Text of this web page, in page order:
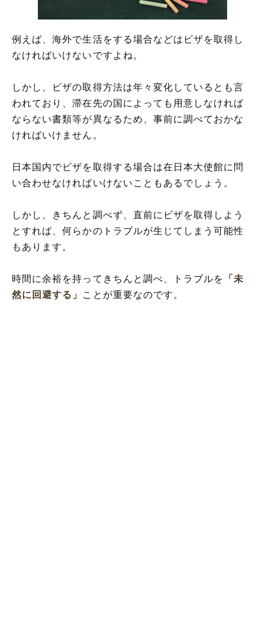
例えば、海外で生活をする場合などはビザを取得し
なければいけないですよね。
しかし、ビザの取得方法は年々変化しているとも言
われており、滞在先の国によっても用意しなければ
ならない書類等が異なるため、事前に調べておかな
ければいけません。
日本国内でビザを取得する場合は在日本大使館に問
い合わせなければいけないこともあるでしょう。
しかし、きちんと調べず、直前にビザを取得しよう
とすれば、何らかのトラブルが生じてしまう可能性
もあります。
時間に余裕を持ってきちんと調べ、トラブルを
「未
然に回避する」 ことが重要なのです。